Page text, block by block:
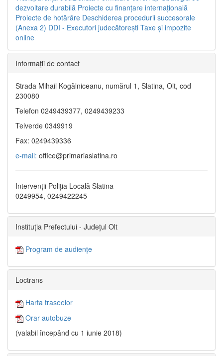
dezvoltare durabilă Proiecte cu finanţare internaţională
Proiecte de hotărâre Deschiderea procedurii succesorale
(Anexa 2) DDI - Executori judecătorești Taxe şi impozite
online
Informaţii de contact
Strada Mihail Kogălniceanu, numărul 1, Slatina, Olt, cod
230080
Telefon 0249439377, 0249439233
Telverde 0349919
Fax: 0249439336
e-mail: office@primariaslatina.ro
Intervenții Poliția Locală Slatina
0249954, 0249422245
Instituția Prefectului - Județul Olt
Program de audiențe
Loctrans
Harta traseelor
Orar autobuze
(valabil începând cu 1 iunie 2018)